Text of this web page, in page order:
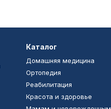
Каталог
Домашняя медицина
Ортопедия
Реабилитация
Красота и здоровье